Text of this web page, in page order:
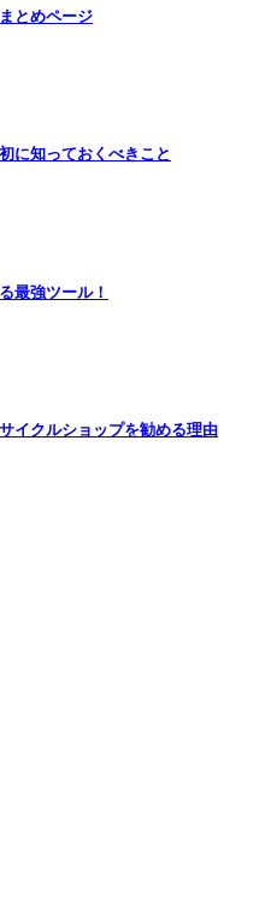
とめページ
に知っておくべきこと
最強ツール！
イクルショップを勧める理由